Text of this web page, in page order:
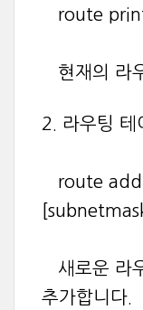
route
현재의 라
2. 라우팅
route add
새로운 라
추가합니다.